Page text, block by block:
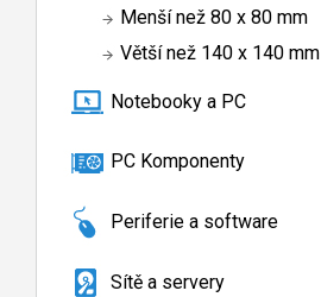
Menší než 80 x 80 mm
Větší než 140 x 140 mm
Notebooky a PC
PC Komponenty
Periferie a software
Sítě a servery